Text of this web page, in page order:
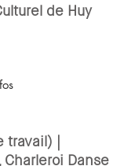
de Huy
travail) |
Danse